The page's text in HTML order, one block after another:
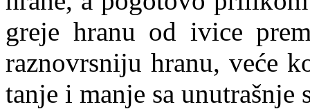
greje hranu od ivice
raznovrsniju hranu, veće
tanje i manje sa unutrašnje